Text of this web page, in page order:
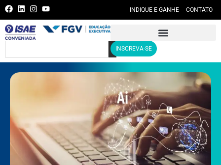
INDIQUE E GANHE CONTATO
INSCREVA-SE